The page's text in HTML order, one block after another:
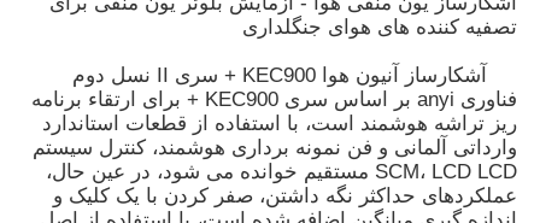
تصفیه کننده های هوای جنگلداری
آشکارساز آنیون هوا KEC900 + سری II نسل دوم
فناوری anyi بر اساس سری KEC900 + برای ارتقاء برنامه
ریز تراشه هوشمند است، با استفاده از قطعات استاندارد
وارداتی آلمانی و فن نمونه برداری هوشمند، کنترل سیستم
SCM، LCD LCD مستقیم خوانده می شود، در عین حال،
عملکردهای حداکثر نگه داشتن، صفر کردن با یک کلیک و